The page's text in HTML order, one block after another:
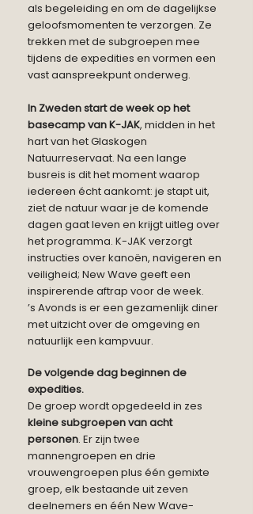
als begeleiding en om de dagelijkse
geloofsmomenten te verzorgen. Ze
trekken met de subgroepen mee
tijdens de expedities en vormen een
vast aanspreekpunt onderweg.
In Zweden start de week op het
basecamp van K-JAK, midden in het
hart van het Glaskogen
Natuurreservaat. Na een lange
busreis is dit het moment waarop
iedereen écht aankomt: je stapt uit,
ziet de natuur waar je de komende
dagen gaat leven en krijgt uitleg over
het programma. K-JAK verzorgt
instructies over kanoën, navigeren en
veiligheid; New Wave geeft een
inspirerende aftrap voor de week.
’s Avonds is er een gezamenlijk diner
met uitzicht over de omgeving en
natuurlijk een kampvuur.
De volgende dag beginnen de
expedities.
De groep wordt opgedeeld in zes
kleine subgroepen van acht
personen. Er zijn twee
mannengroepen en drie
vrouwengroepen plus één gemixte
groep, elk bestaande uit zeven
deelnemers en één New Wave-